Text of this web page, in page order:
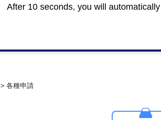
After 10 seconds, you will
> 各種申請